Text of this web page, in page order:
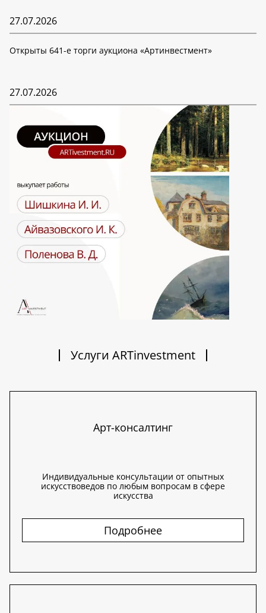
27.07.2026
Открыты 641-е торги аукциона «Артинвестмент»
27.07.2026
Услуги ARTinvestment
Арт-консалтинг
Индивидуальные консультации от опытных
искусствоведов по любым вопросам в сфере
искусства
Подробнее